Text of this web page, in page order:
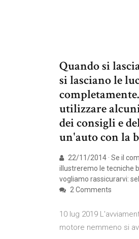
Quando si
si lasciano le
utilizzare
dei consigli e
un'auto con la
22/11/2014 · Se il
illustreremo le tecniche
vogliamo rassicurarvi:
2 Comments
10 lug 2019
motore nemmeno si